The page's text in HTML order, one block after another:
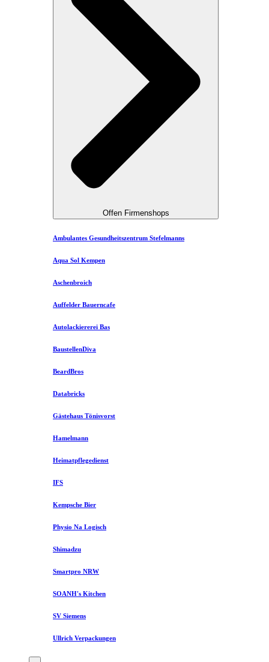
Offen Firmenshops
Ambulantes Gesundheitszentrum Stefelmanns
Aqua Sol Kempen
Aschenbroich
Auffelder Bauerncafe
Autolackiererei Bas
BaustellenDiva
BeardBros
Databricks
Gästehaus Tönisvorst
Hamelmann
Heimatpflegedienst
IFS
Kempsche Bier
Physio Na Logisch
Shimadzu
Smartpro NRW
SOANH's Kitchen
SV Siemens
Ullrich Verpackungen